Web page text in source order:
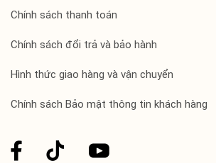
Chính sách thanh toán
Chính sách đổi trả và bảo hành
Hình thức giao hàng và vận chuyển
Chính sách Bảo mật thông tin khách hàng